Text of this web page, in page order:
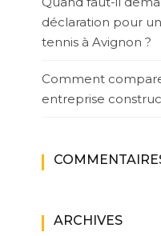
déclaration pour
tennis à Avignon ?
Comment
entreprise
ARCHIVES